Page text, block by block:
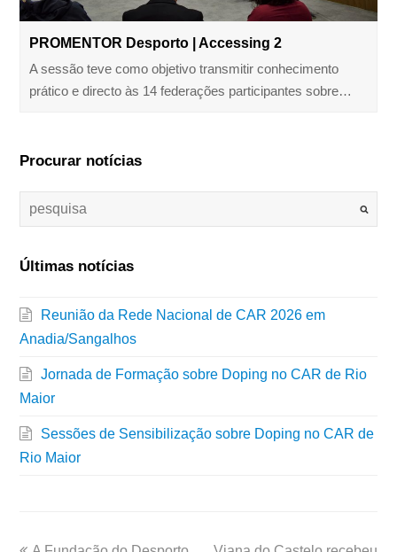
PROMENTOR Desporto | Accessing 2
A sessão teve como objetivo transmitir conhecimento
prático e directo às 14 federações participantes sobre…
Procurar notícias
Últimas notícias
Reunião da Rede Nacional de CAR 2026 em
Anadia/Sangalhos
Jornada de Formação sobre Doping no CAR de Rio
Maior
Sessões de Sensibilização sobre Doping no CAR de
Rio Maior